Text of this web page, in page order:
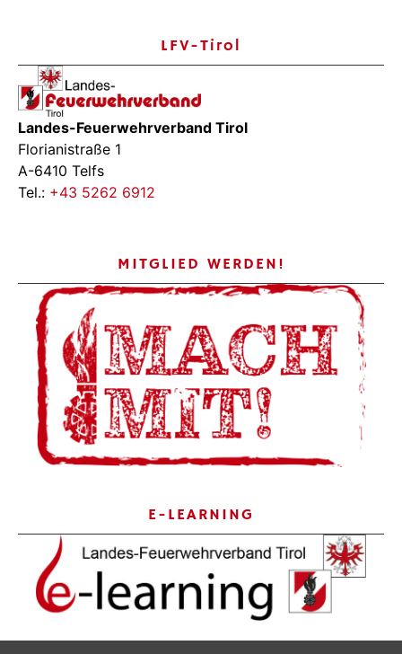
LFV-Tirol
Landes-Feuerwehrverband Tirol
Florianistraße 1
A-6410 Telfs
Tel.: +43 5262 6912
MITGLIED WERDEN!
E-LEARNING